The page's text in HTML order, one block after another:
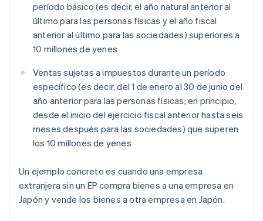
período básico (es decir, el año natural anterior al
último para las personas físicas y el año fiscal
anterior al último para las sociedades) superiores a
10 millones de yenes
Ventas sujetas a impuestos durante un período
específico (es decir, del 1 de enero al 30 de junio del
año anterior para las personas físicas; en principio,
desde el inicio del ejercicio fiscal anterior hasta seis
meses después para las sociedades) que superen
los 10 millones de yenes
Un ejemplo concreto es cuando una empresa
extranjera sin un EP compra bienes a una empresa en
Japón y vende los bienes a otra empresa en Japón.